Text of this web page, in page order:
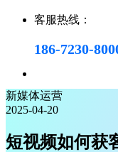
客服热线：
186-7230-
新媒体运营
2025-04-20
短视频如何获